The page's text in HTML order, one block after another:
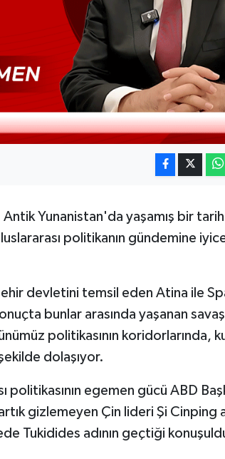
Yunanistan'da yaşamış bir
politikanın gündemine
devletini temsil eden Atina ile
bunlar arasında yaşanan
politikasının koridorlarında,
dolaşıyor.
politikasının egemen gücü ABD
gizlemeyen Çin lideri Şi Cinping
Tukidides adının geçtiği